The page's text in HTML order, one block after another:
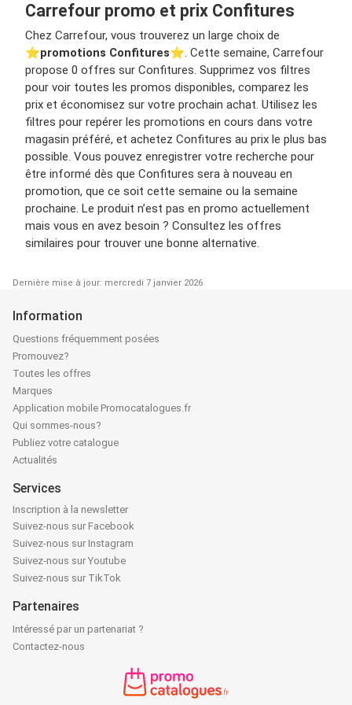
Carrefour promo et prix Confitures
Chez Carrefour, vous trouverez un large choix de
⭐️promotions Confitures⭐️. Cette semaine, Carrefour
propose 0 offres sur Confitures. Supprimez vos filtres
pour voir toutes les promos disponibles, comparez les
prix et économisez sur votre prochain achat. Utilisez les
filtres pour repérer les promotions en cours dans votre
magasin préféré, et achetez Confitures au prix le plus bas
possible. Vous pouvez enregistrer votre recherche pour
être informé dès que Confitures sera à nouveau en
promotion, que ce soit cette semaine ou la semaine
prochaine. Le produit n’est pas en promo actuellement
mais vous en avez besoin ? Consultez les offres
similaires pour trouver une bonne alternative.
Dernière mise à jour: mercredi 7 janvier 2026
Information
Questions fréquemment posées
Promouvez?
Toutes les offres
Marques
Application mobile Promocatalogues.fr
Qui sommes-nous?
Publiez votre catalogue
Actualités
Services
Inscription à la newsletter
Suivez-nous sur Facebook
Suivez-nous sur Instagram
Suivez-nous sur Youtube
Suivez-nous sur TikTok
Partenaires
Intéressé par un partenariat ?
Contactez-nous